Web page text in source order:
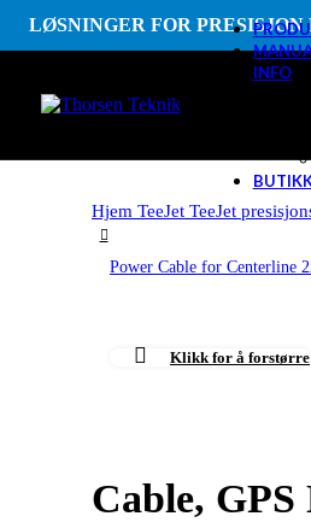
LØSNINGER FOR
INFO
Hjem TeeJet TeeJet
Power Cable for Centerline
Klikk for å forstørre
Cable,